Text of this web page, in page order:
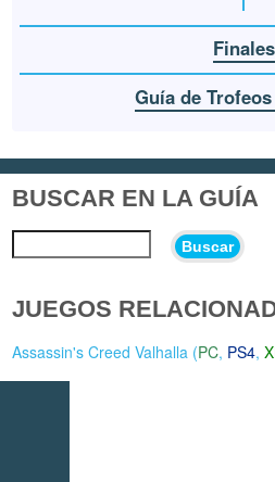
Finales
Guía de
BUSCAR EN LA GUÍA
Buscar
JUEGOS
Assassin's Creed Valhalla (PC, PS4,